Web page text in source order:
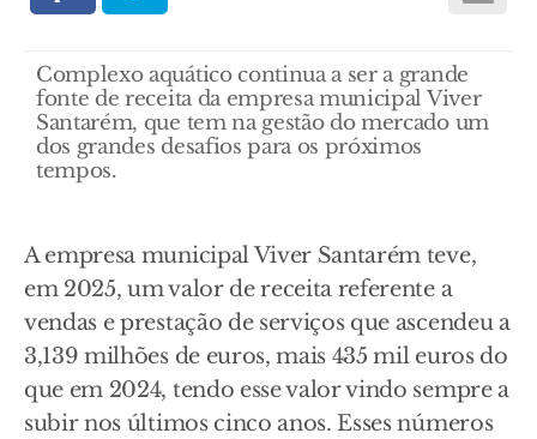
Complexo aquático continua a ser a grande
fonte de receita da empresa municipal Viver
Santarém, que tem na gestão do mercado um
dos grandes desafios para os próximos
tempos.
A empresa municipal Viver Santarém teve,
em 2025, um valor de receita referente a
vendas e prestação de serviços que ascendeu a
3,139 milhões de euros, mais 435 mil euros do
que em 2024, tendo esse valor vindo sempre a
subir nos últimos cinco anos. Esses números